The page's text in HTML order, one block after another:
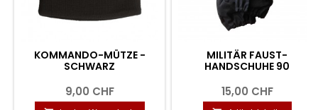
KOMMANDO-MÜTZE -
SCHWARZ
9,00 CHF
MILITÄR FAUST-
HANDSCHUHE 90
15,00 CHF